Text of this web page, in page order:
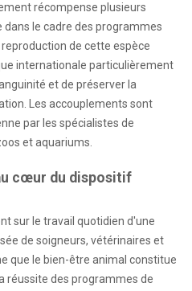
récompense plusieurs
le cadre des programmes
de cette espèce
internationale particulièrement
et de préserver la
Les accouplements sont
par les spécialistes de
et aquariums.
cœur du dispositif
sur le travail quotidien d'une
de soigneurs, vétérinaires et
que le bien-être animal constitue
réussite des programmes de